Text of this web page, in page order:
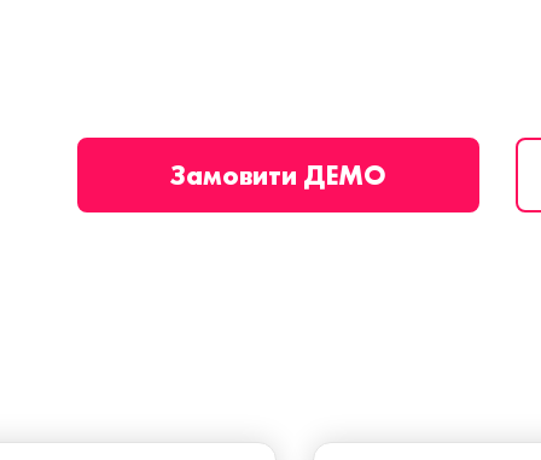
Замовити ДЕМО